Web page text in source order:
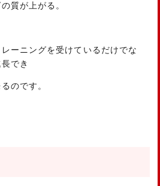
質が上がる。
ーニングを受けているだけでな
でき
のです。